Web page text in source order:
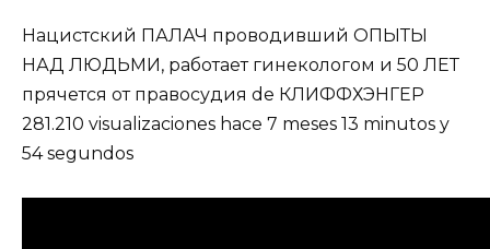
Нaциcтcкий ПАЛАЧ проводивший ОПЫТЫ
НАД ЛЮДЬМИ, работает гинекологом и 50 ЛЕТ
прячется от правосудия de КЛИФФХЭНГЕР
281.210 visualizaciones hace 7 meses 13 minutos y
54 segundos